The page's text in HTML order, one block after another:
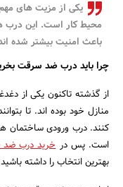
یکی از مزیت های
محیط کار است. این درب
باعث امنیت بیشتر شده
چرا باید درب ضد سرقت
از گذشته تاکنون یکی از
منازل خود بوده اند. تا
کنند. درب ورودی ساختمان
است. پس درخرید درب
بهترین انتخاب را داشته